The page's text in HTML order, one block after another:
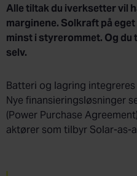
Alle tiltak du iverksetter vil
marginene. Solkraft på
minst i styrerommet. Og
selv.
Batteri og lagring
Nye finansieringsløsninger
(Power Purchase
aktører som tilbyr Solar-as-